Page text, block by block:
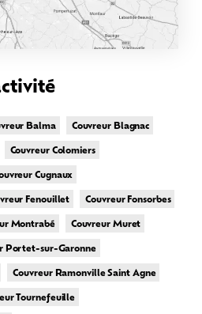
Balma
Couvreur Blagnac
Couvreur Colomiers
Cugnaux
Fenouillet
Couvreur Fonsorbes
Montrabé
Couvreur Muret
Portet-sur-Garonne
Couvreur Ramonville Saint Agne
Tournefeuille